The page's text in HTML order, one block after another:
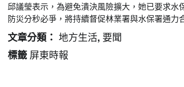
邱議瑩表示，為避免潰決風險擴大，她已要求
防災分秒必爭，將持續督促林業署與水保署通力
文章分類： 地方生活, 要聞
標籤 屏東時報